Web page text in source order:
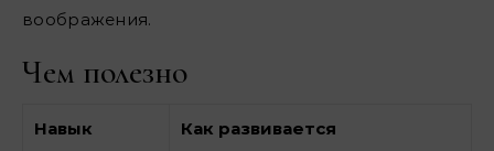
воображения.
Чем полезно
Навык Как развивается